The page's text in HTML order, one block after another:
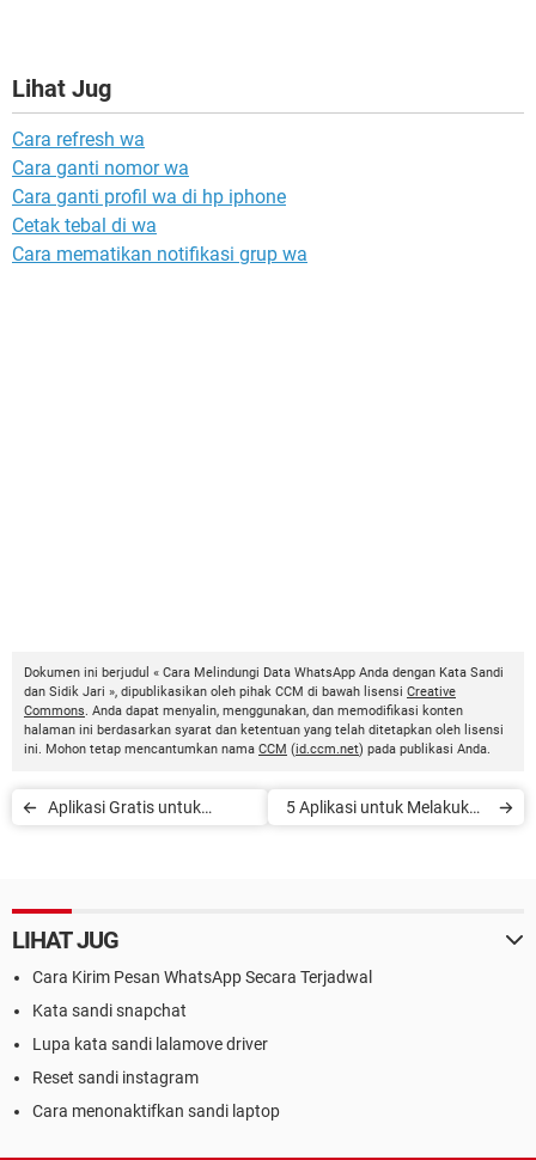
Lihat Jug
Cara refresh wa
Cara ganti nomor wa
Cara ganti profil wa di hp iphone
Cetak tebal di wa
Cara mematikan notifikasi grup wa
Dokumen ini berjudul « Cara Melindungi Data WhatsApp Anda dengan Kata Sandi
dan Sidik Jari », dipublikasikan oleh pihak CCM di bawah lisensi Creative
Commons. Anda dapat menyalin, menggunakan, dan memodifikasi konten
halaman ini berdasarkan syarat dan ketentuan yang telah ditetapkan oleh lisensi
ini. Mohon tetap mencantumkan nama CCM (id.ccm.net) pada publikasi Anda.
Aplikasi Gratis untuk
5 Aplikasi untuk Melakukan
LIHAT JUG
Cara Kirim Pesan WhatsApp Secara Terjadwal
Kata sandi snapchat
Lupa kata sandi lalamove driver
Reset sandi instagram
Cara menonaktifkan sandi laptop